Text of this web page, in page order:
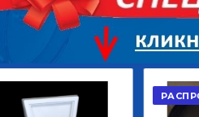
29 668,20 Р
В КОРЗИНУ
РАСПРОДАЖА